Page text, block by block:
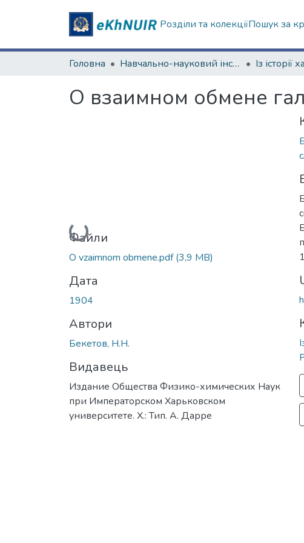
Розділи та колекціїПошук за
Головна Навчально-науковий інститут Хімії
О взаимном обмене
Вантажиться...
Файли
O vzaimnom obmene.pdf(3,9 MB)
Дата
1904
Автори
Бекетов, Н.Н.
Видавець
Издание Общества Физико-химических Наук
при Императорском Харьковском
университете. Х.: Тип. А. Дарре